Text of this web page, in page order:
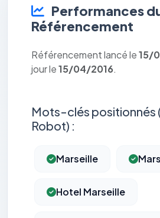
Performances
Référencement
Référencement lancé le15/
jour le15/04/2016.
Mots-clés positionnés
Robot) :
Marseille
Hotel Marseille